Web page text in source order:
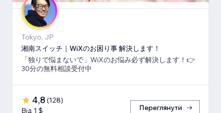
Tokyo, JP
湘南スイッチ｜WiXのお困り事 解決します！
「独りで悩まないで」WiXのお悩み必ず解決します！👉
30分の無料相談受付中
4,8 (128)
Від 1 $
Переглянути